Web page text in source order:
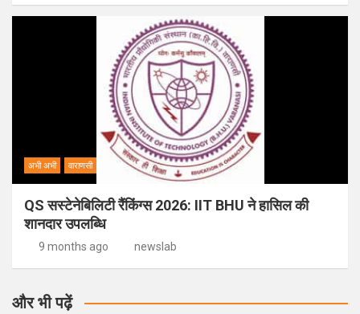
अभी अभी वाराणसी
QS सस्टेनेबिलिटी रैंकिंग्स 2026: IIT BHU ने हासिल की
शानदार उपलब्धि
9 months ago newslab
और भी पढ़ें